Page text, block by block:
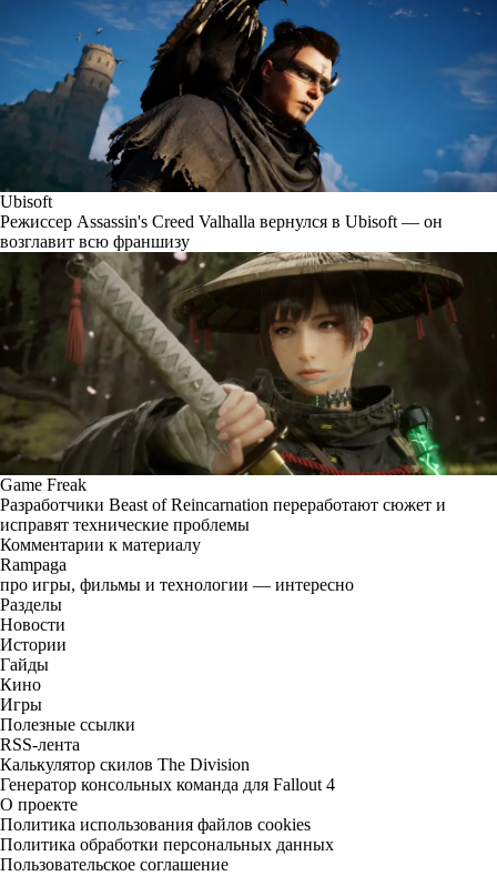
Ubisoft
Режиссер Assassin's Creed Valhalla вернулся в Ubisoft — он
возглавит всю франшизу
Game Freak
Разработчики Beast of Reincarnation переработают сюжет и
исправят технические проблемы
Комментарии к материалу
Rampaga
про игры, фильмы и технологии — интересно
Разделы
Новости
Истории
Гайды
Кино
Игры
Полезные ссылки
RSS-лента
Калькулятор скилов The Division
Генератор консольных команда для Fallout 4
О проекте
Политика использования файлов cookies
Политика обработки персональных данных
Пользовательское соглашение